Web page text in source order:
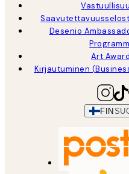
Desenio
Art
Kirjautuminen
FIN